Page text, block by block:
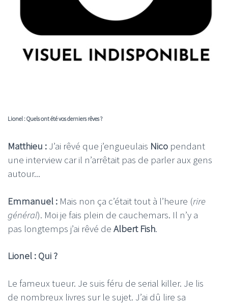
Lionel : Quels ont été vos derniers rêves ?
Matthieu : J’ai rêvé que j’engueulais Nico pendant
une interview car il n’arrêtait pas de parler aux gens
autour...
Emmanuel : Mais non ça c’était tout à l’heure (rire
général). Moi je fais plein de cauchemars. Il n’y a
pas longtemps j’ai rêvé de Albert Fish.
Lionel : Qui ?
Le fameux tueur. Je suis féru de serial killer. Je lis
de nombreux livres sur le sujet. J’ai dû lire sa